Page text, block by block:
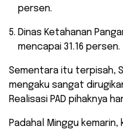
persen.
Dinas Ketahanan
mencapai 31.16 persen.
Sementara itu terpisah,
mengaku sangat
Realisasi PAD pihaknya
Padahal Minggu